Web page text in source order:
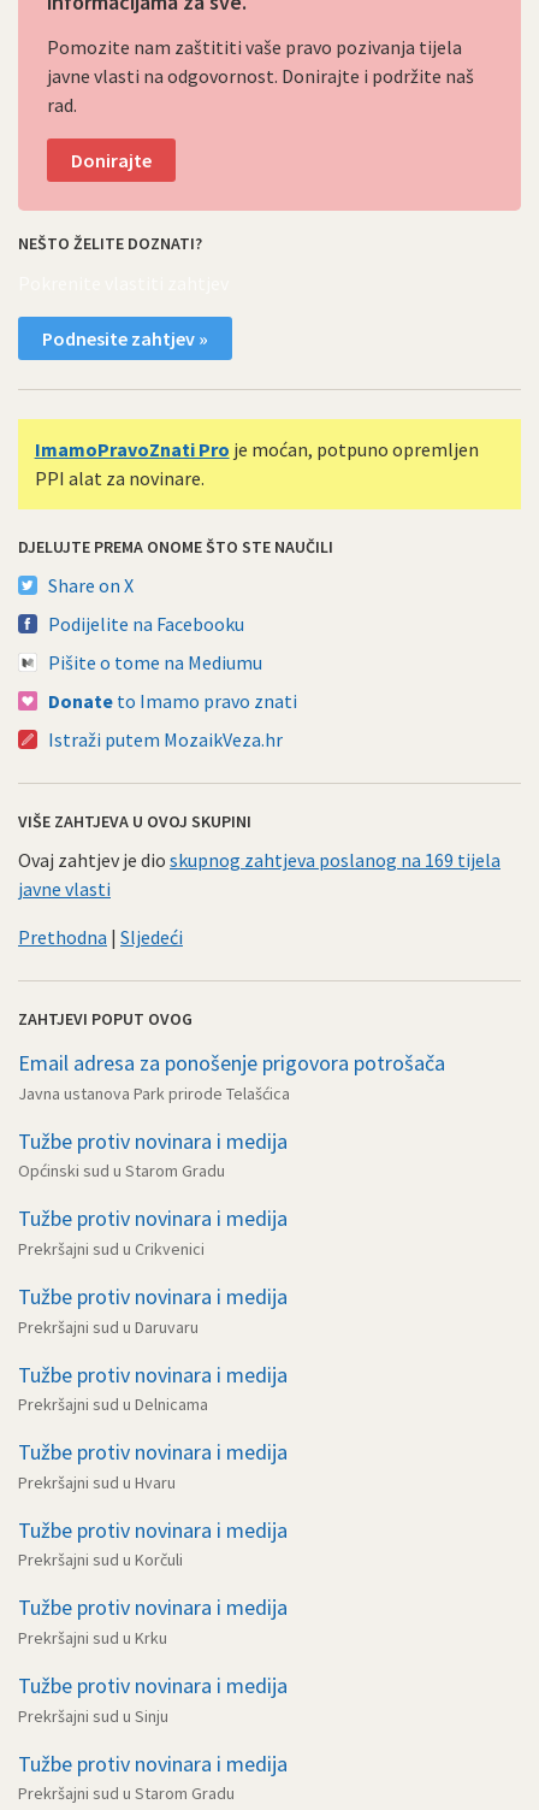
Pomozite nam zaštititi vaše pravo pozivanja tijela
javne vlasti na odgovornost. Donirajte i podržite naš
rad.
Donirajte
NEŠTO ŽELITE DOZNATI?
Podnesite zahtjev »
ImamoPravoZnati Pro je moćan, potpuno opremljen
PPI alat za novinare.
DJELUJTE PREMA ONOME ŠTO STE NAUČILI
Share on X
Podijelite na Facebooku
Pišite o tome na Mediumu
Donate to Imamo pravo znati
Istraži putem MozaikVeza.hr
VIŠE ZAHTJEVA U OVOJ SKUPINI
Ovaj zahtjev je dio skupnog zahtjeva poslanog na 169 tijela
javne vlasti
Prethodna | Sljedeći
ZAHTJEVI POPUT OVOG
Email adresa za ponošenje prigovora potrošača
Javna ustanova Park prirode Telašćica
Tužbe protiv novinara i medija
Općinski sud u Starom Gradu
Tužbe protiv novinara i medija
Prekršajni sud u Crikvenici
Tužbe protiv novinara i medija
Prekršajni sud u Daruvaru
Tužbe protiv novinara i medija
Prekršajni sud u Delnicama
Tužbe protiv novinara i medija
Prekršajni sud u Hvaru
Tužbe protiv novinara i medija
Prekršajni sud u Korčuli
Tužbe protiv novinara i medija
Prekršajni sud u Krku
Tužbe protiv novinara i medija
Prekršajni sud u Sinju
Tužbe protiv novinara i medija
Prekršajni sud u Starom Gradu